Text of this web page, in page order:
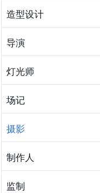
造型设计
导演
灯光师
场记
摄影
制作人
监制